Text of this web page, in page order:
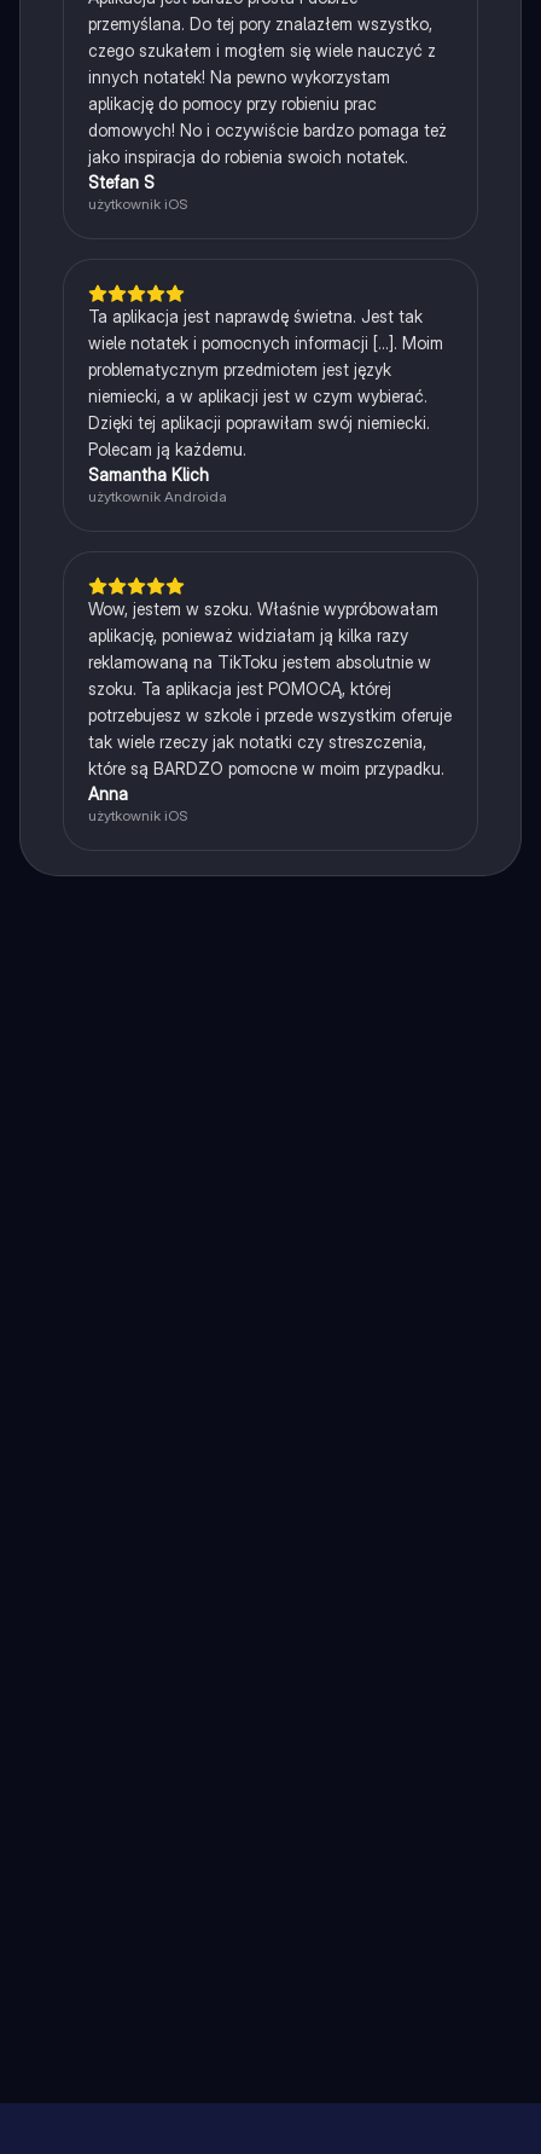
przemyślana. Do tej pory znalazłem wszystko,
czego szukałem i mogłem się wiele nauczyć z
innych notatek! Na pewno wykorzystam
aplikację do pomocy przy robieniu prac
domowych! No i oczywiście bardzo pomaga też
jako inspiracja do robienia swoich notatek.
Stefan S
użytkownik iOS
Ta aplikacja jest naprawdę świetna. Jest tak
wiele notatek i pomocnych informacji [...]. Moim
problematycznym przedmiotem jest język
niemiecki, a w aplikacji jest w czym wybierać.
Dzięki tej aplikacji poprawiłam swój niemiecki.
Polecam ją każdemu.
Samantha Klich
użytkownik Androida
Wow, jestem w szoku. Właśnie wypróbowałam
aplikację, ponieważ widziałam ją kilka razy
reklamowaną na TikToku jestem absolutnie w
szoku. Ta aplikacja jest POMOCĄ, której
potrzebujesz w szkole i przede wszystkim oferuje
tak wiele rzeczy jak notatki czy streszczenia,
które są BARDZO pomocne w moim przypadku.
Anna
użytkownik iOS